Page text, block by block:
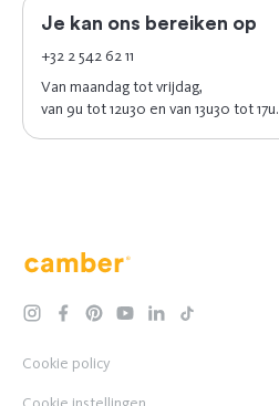
Je kan ons bereiken op
+32 2 542 62 11
Van maandag tot vrijdag,
van 9u tot 12u30 en van 13u30 tot 17u.
Camber
instagramfacebookpinterestyoutubelinkedintiktok
Cookie policy